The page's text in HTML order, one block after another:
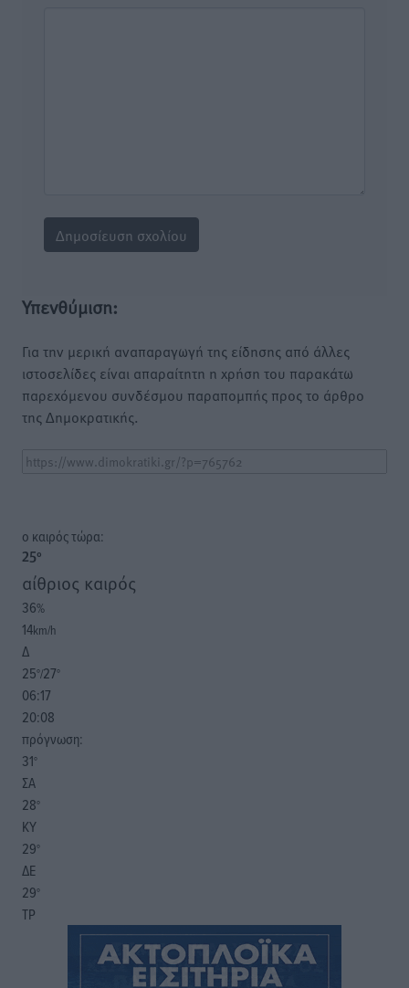
Υπενθύμιση:
Για την μερική αναπαραγωγή της είδησης από άλλες
ιστοσελίδες είναι απαραίτητη η χρήση του παρακάτω
παρεχόμενου συνδέσμου παραπομπής προς το άρθρο
της Δημοκρατικής.
o καιρός τώρα:
25°
αίθριος καιρός
36%
14km/h
Δ
25°/27°
06:17
20:08
πρόγνωση:
31°
ΣΑ
28°
ΚΥ
29°
ΔΕ
29°
ΤΡ